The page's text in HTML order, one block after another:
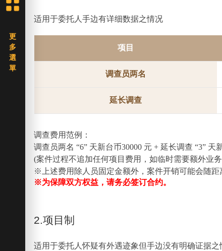
适用于委托人手边有详细数据之情况
项目
调查员两名
延长调查
调查费用范例：
调查员两名 “6” 天新台币30000 元 + 延长调查 “3”
(案件过程不追加任何项目费用，如临时需要额外业
※上述费用除人员固定金额外，案件开销可能会随距
※为保障双方权益，请务必签订合约。
2.项目制
适用于委托人怀疑有外遇迹象但手边没有明确证据之